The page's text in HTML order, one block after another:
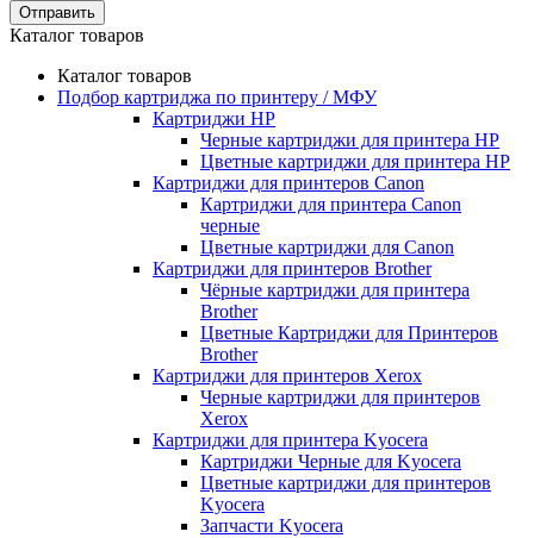
Отправить
Каталог товаров
Каталог товаров
Подбор картриджа по принтеру / МФУ
Картриджи HP
Черные картриджи для принтера HP
Цветные картриджи для принтера HP
Картриджи для принтеров Сanon
Картриджи для принтера Сanon
черные
Цветные картриджи для Сanon
Картриджи для принтеров Brother
Чёрные картриджи для принтера
Brother
Цветные Картриджи для Принтеров
Brother
Картриджи для принтеров Xerox
Черные картриджи для принтеров
Xerox
Картриджи для принтера Kyocera
Картриджи Черные для Kyocera
Цветные картриджи для принтеров
Kyocera
Запчасти Kyocera